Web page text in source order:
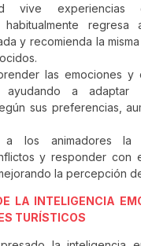
vive experiencias
habitualmente regresa
y recomienda la misma
las emociones y
a adaptar
sus preferencias,
a los animadores la
y responder con
la percepción
LA INTELIGENCIA
TURÍSTICOS